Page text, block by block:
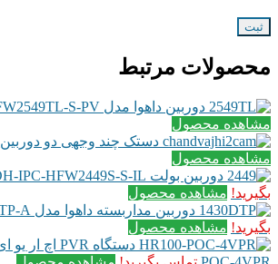
محصولات مرتبط
دوربین داهوا مدل HFW2549TL-S-PV
مشاهده محصول
دستک چند وجهی دو دوربین
مشاهده محصول
دوربین بولت Dahua DH-IPC-HFW2449S-S-IL
بگیرید! مشاهده محصول
دوربین مداربسته داهوا مدل HDW-1430DTP-A
بگیرید! مشاهده محصول